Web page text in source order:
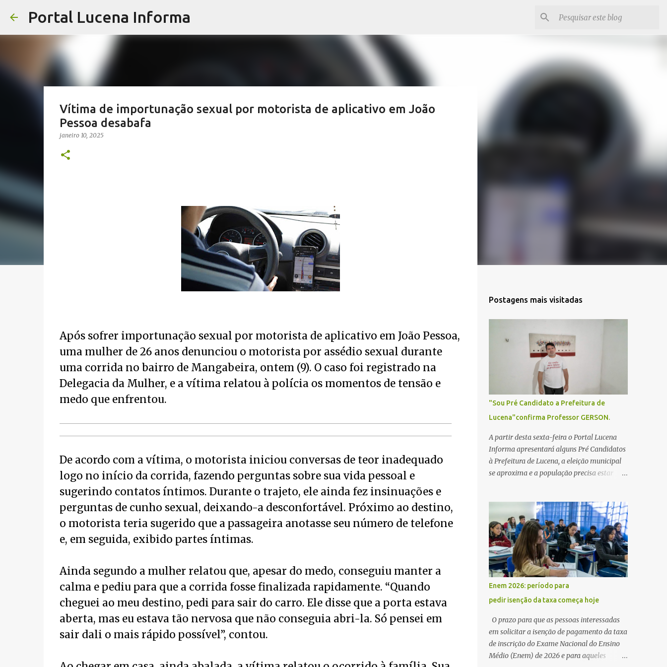
Portal Lucena Informa
Vítima de importunação sexual por motorista de aplicativo em João
Pessoa desabafa
janeiro 10, 2025
Após sofrer importunação sexual por motorista de aplicativo em João Pessoa,
uma mulher de 26 anos denunciou o motorista por assédio sexual durante
uma corrida no bairro de Mangabeira, ontem (9). O caso foi registrado na
Delegacia da Mulher, e a vítima relatou à polícia os momentos de tensão e
medo que enfrentou.
De acordo com a vítima, o motorista iniciou conversas de teor inadequado
logo no início da corrida, fazendo perguntas sobre sua vida pessoal e
sugerindo contatos íntimos. Durante o trajeto, ele ainda fez insinuações e
perguntas de cunho sexual, deixando-a desconfortável. Próximo ao destino,
o motorista teria sugerido que a passageira anotasse seu número de telefone
e, em seguida, exibido partes íntimas.
Ainda segundo a mulher relatou que, apesar do medo, conseguiu manter a
calma e pediu para que a corrida fosse finalizada rapidamente. “Quando
cheguei ao meu destino, pedi para sair do carro. Ele disse que a porta estava
aberta, mas eu estava tão nervosa que não conseguia abri-la. Só pensei em
sair dali o mais rápido possível”, contou.
Postagens mais visitadas
"Sou Pré Candidato a Prefeitura de
Lucena"confirma Professor GERSON.
A partir desta sexta-feira o Portal Lucena
Informa apresentará alguns Pré Candidatos
à Prefeitura de Lucena, a eleição municipal
se aproxima e a população precisa estar
articulações e possíveis junções para manter
ou conquistar eleitorado. Confirmados até
agora como Pré candidatos Alex Monteiro,
Léo Bandeira Valcinete Araújo e Professor
Gerson Andrade há possibilidade de mais
nomes aparecer , ficaremos no aguardo para
trazer mais informações. A primeira
entrevista foi com o inimaginável Gerson
Andrade ,Professor da Rede Municipal
(efetivo), supervisor, Formado em Pedagogia
e Biomedicina pela UFPB. Leciona no Otto
Illi, Gilberto Inácio, Ellinora Dornellas
,Escola Américo Falcão. Gerson nos contou
Enem 2026: período para
pedir isenção da taxa começa hoje
O prazo para que as pessoas interessadas
em solicitar a isenção de pagamento da taxa
de inscrição do Exame Nacional do Ensino
Médio (Enem) de 2026 e para aqueles